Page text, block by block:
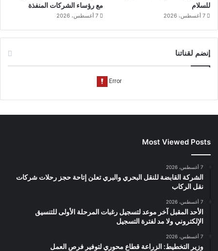
للسلام
7 أغسطس، 2026
مع رؤساء الشركات المنفذة
7 أغسطس، 2026
إنضم لقناتنا
Most Viewed Posts
7 أغسطس، 2026
الشركة القابضة للنقل البحري والبري تعلن إتاحة حجز رحلات شركات
نقل الركاب
7 أغسطس، 2026
الأحد المقبل آخر موعد لتسجيل رغبات المرحلة الأولى للتنسيق
الإلكتروني ولا مد لفترة التسجيل
7 أغسطس، 2026
وزير التخطيط: الزراعة قطاع محوري لتوفير فرص العمل